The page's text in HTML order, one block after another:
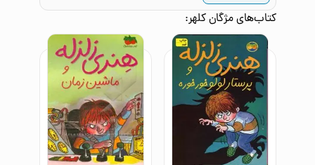
کتاب‌هایمژگان کلهر: